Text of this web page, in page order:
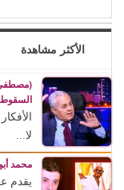
الأكثر مشاهدة
(مصطفى
لا...
محمد
يقدم